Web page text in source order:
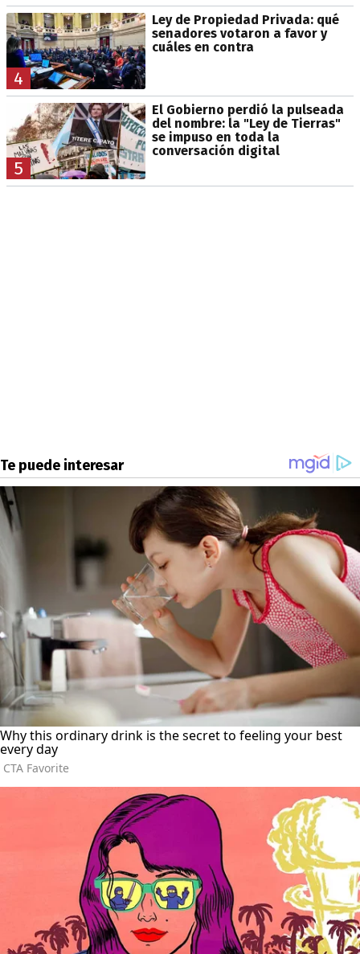
4
Ley de Propiedad Privada: qué
senadores votaron a favor y
cuáles en contra
5
El Gobierno perdió la pulseada
del nombre: la "Ley de Tierras"
se impuso en toda la
conversación digital